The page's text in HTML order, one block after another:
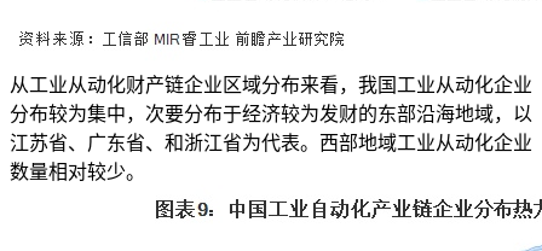
从工业从动化财产链企业区域分布来看，我国工业从动化企业
分布较为集中，次要分布于经济较为发财的东部沿海地域，以
江苏省、广东省、和浙江省为代表。西部地域工业从动化企业
数量相对较少。